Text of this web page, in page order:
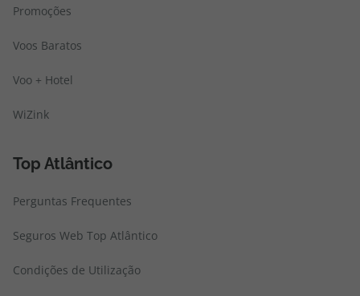
Promoções
Voos Baratos
Voo + Hotel
WiZink
Top Atlântico
Perguntas Frequentes
Seguros Web Top Atlântico
Condições de Utilização